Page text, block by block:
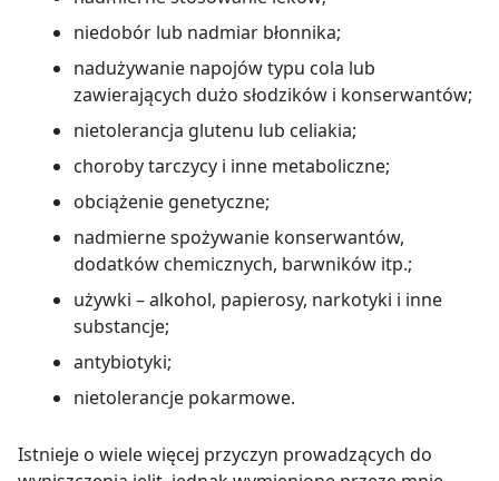
niedobór lub nadmiar błonnika;
nadużywanie napojów typu cola lub
zawierających dużo słodzików i konserwantów;
nietolerancja glutenu lub celiakia;
choroby tarczycy i inne metaboliczne;
obciążenie genetyczne;
nadmierne spożywanie konserwantów,
dodatków chemicznych, barwników itp.;
używki – alkohol, papierosy, narkotyki i inne
substancje;
antybiotyki;
nietolerancje pokarmowe.
Istnieje o wiele więcej przyczyn prowadzących do